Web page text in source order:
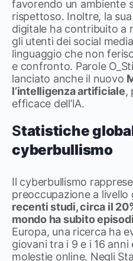
favorendo un ambiente
rispettoso. Inoltre, la
digitale ha contribuito a
gli utenti dei social
linguaggio che non
e confronto. Parole
lanciato anche il nuovo
l’intelligenza artificiale,
efficace dell’IA.
Statistiche
cyberbullismo
Il cyberbullismo
preoccupazione a livello
recenti studi, circa il
mondo ha subito
Europa, una ricerca ha
giovani tra i 9 e i 16
molestie online. Negli